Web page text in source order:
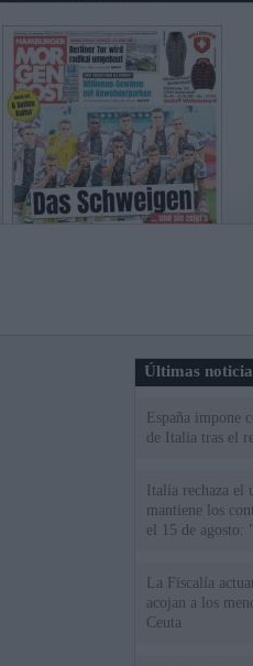
Últimas
España impone
de Italia tras el
Italia rechaza
mantiene los
el 15 de agosto:
La Fiscalía
acojan a los
Ceuta